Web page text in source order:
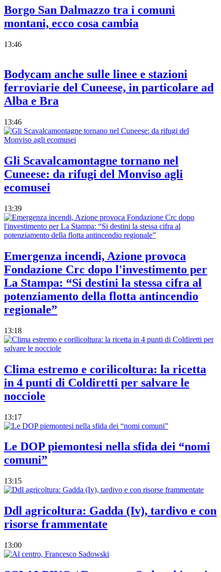
Borgo San Dalmazzo tra i comuni
montani, ecco cosa cambia
13:46
Bodycam anche sulle linee e stazioni
ferroviarie del Cuneese, in particolare ad
Alba e Bra
13:46
Gli Scavalcamontagne tornano nel
Cuneese: da rifugi del Monviso agli
ecomusei
13:39
Emergenza incendi, Azione provoca
Fondazione Crc dopo l'investimento per
La Stampa: “Si destini la stessa cifra al
potenziamento della flotta antincendio
regionale”
13:18
Clima estremo e corilicoltura: la ricetta
in 4 punti di Coldiretti per salvare le
nocciole
13:17
Le DOP piemontesi nella sfida dei “nomi
comuni”
13:15
Ddl agricoltura: Gadda (Iv), tardivo e con
risorse frammentate
13:00